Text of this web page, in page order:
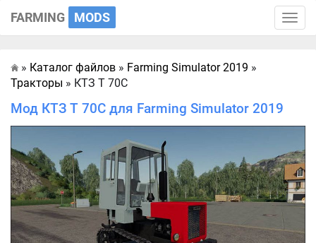
Toggle
FARMING MODS
Главная
» Каталог файлов » Farming Simulator 2019 »
Тракторы » КТЗ Т 70С
Мод КТЗ Т 70С для Farming Simulator 2019